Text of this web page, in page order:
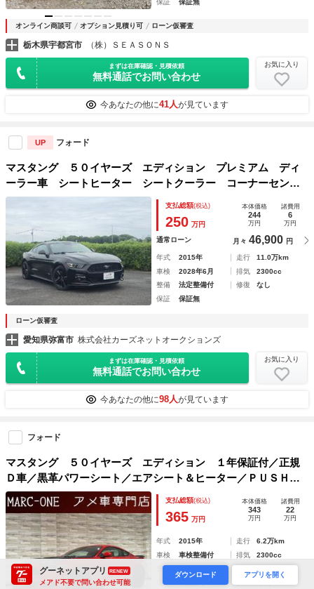
保証
保証無
オンライン商談可 オプション見積り可 ローン仮審査
栃木県宇都宮市 （株）ＳＥＡＳＯＮＳ
まずは在庫確認・見積依頼
無料通話でお問い合わせ
お気に入り
今あなたの他に41人が見ています
UP フォード
マスタング ５０イヤーズ エディション プレミアム ディ
ーラー車 シートヒーター シートクーラー コーナーセンサ
ー クルーズコントロール 革シート バックカメラ プッシ
ュスタート ＢＬＵＥＴＯＯＴＨオーディオ パドルシフト
ＥＴＣ
支払総額(税込)
250 万円
本体価格
244
万円
諸費用
6
万円
通常ローン 月々 46,900 円
年式 2015年 走行
11.0万km
車検
2028年6月 排気
2300cc
整備
法定整備付 修復
なし
保証
保証無
ローン仮審査
愛知県弥富市 株式会社カーズネットオークションズ
まずは在庫確認・見積依頼
無料通話でお問い合わせ
お気に入り
今あなたの他に98人が見ています
フォード
マスタング ５０イヤーズ エディション １年保証付／正規
Ｄ車／黒革パワーシート／エアシート＆ヒーター／ＰＵＳＨス
タート／リアソナー／ＥＴＣ／Ｂｌｕｅｔｏｏｔｈ＆ＵＳＢ／
後カメラ／純正１９インチＡＷ／社外ウイング／社外リップ／
社外ボンネット
支払総額(税込)
365 万円
本体価格
343
万円
諸費用
22
万円
年式 2015年 走行
6.2万km
車検
車検整備付 排気
2300cc
整備
保証
保証付 (12ヶ月・走行無制限)
グーネットアプリ RENEW
メアド不要で問い合わせ可能
ダウンロード アプリを開く